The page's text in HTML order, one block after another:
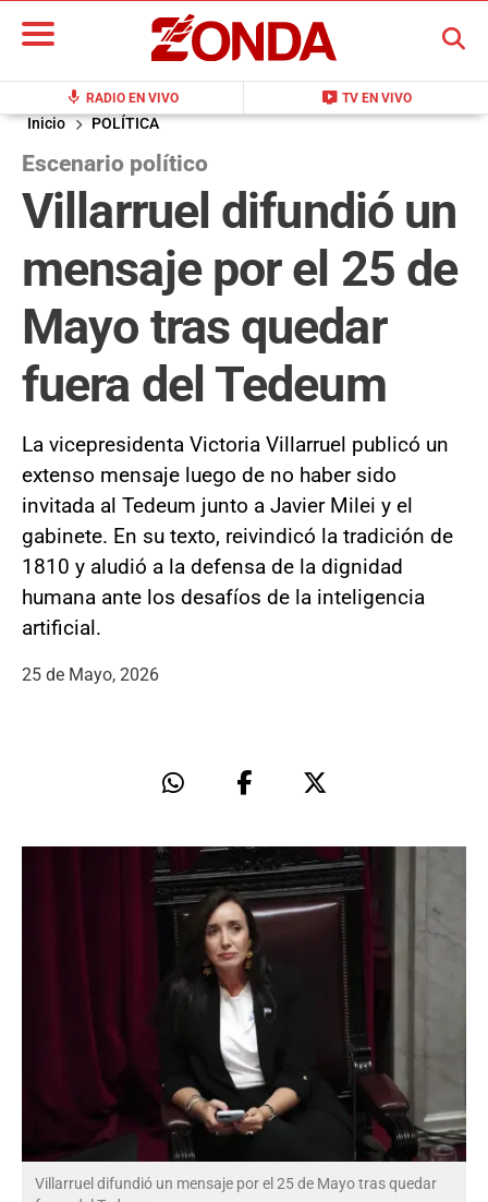
mic RADIO EN VIVO live_tv TV EN VIVO
BUSCAR
Inicio POLÍTICA
Escenario político
Villarruel difundió un
mensaje por el 25 de
Mayo tras quedar
fuera del Tedeum
La vicepresidenta Victoria Villarruel publicó un
extenso mensaje luego de no haber sido
invitada al Tedeum junto a Javier Milei y el
gabinete. En su texto, reivindicó la tradición de
1810 y aludió a la defensa de la dignidad
humana ante los desafíos de la inteligencia
artificial.
25 de Mayo, 2026
Villarruel difundió un mensaje por el 25 de Mayo tras quedar